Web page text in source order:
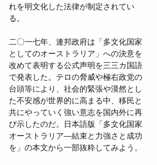
れを明文化した法律が制定されてい
る。
二〇一七年、連邦政府は「多文化国家
としてのオーストラリア」への決意を
改めて表明する公式声明を三三カ国語
で発表した。テロの脅威や極右政党の
台頭等により、社会的緊張や漠然とし
た不安感が世界的に高まる中、移民と
共にやっていく強い意志を国内外に再
び示したのだ。日本語版「多文化国家
オーストラリア―結束と力強さと成功
を」の本文から一部抜粋してみよう。